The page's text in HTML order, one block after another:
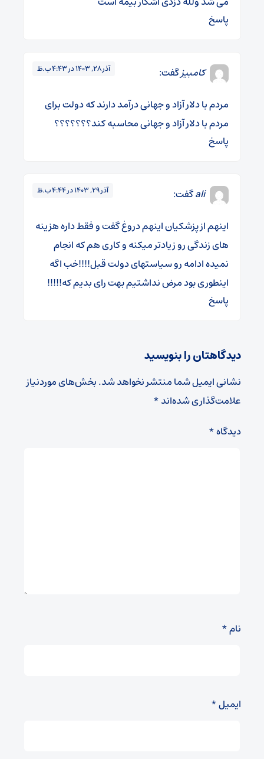
پاسخ
کامبیزگفت: آذر 28, 1403 در 4:43 ب.ظ
مردم با دلار آزاد و جهانی درآمد دارند که دولت برای
مردم با دلار آزاد و جهانی محاسبه کند؟؟؟؟؟؟؟
پاسخ
aliگفت: آذر 29, 1403 در 4:44 ب.ظ
اینهم از پزشکیان اینهم دروغ گفت و فقط داره هزینه
های زندگی رو زیادتر میکنه و کاری هم که انجام
نمیده ادامه رو سیاستهای دولت قبل!!!!خب اگه
اینطوری بود مرض نداشتیم بهت رای بدیم که!!!!!
پاسخ
دیدگاهتان را بنویسید
نشانی ایمیل شما منتشر نخواهد شد.بخش‌های موردنیاز
علامت‌گذاری شده‌اند*
دیدگاه*
نام*
ایمیل*